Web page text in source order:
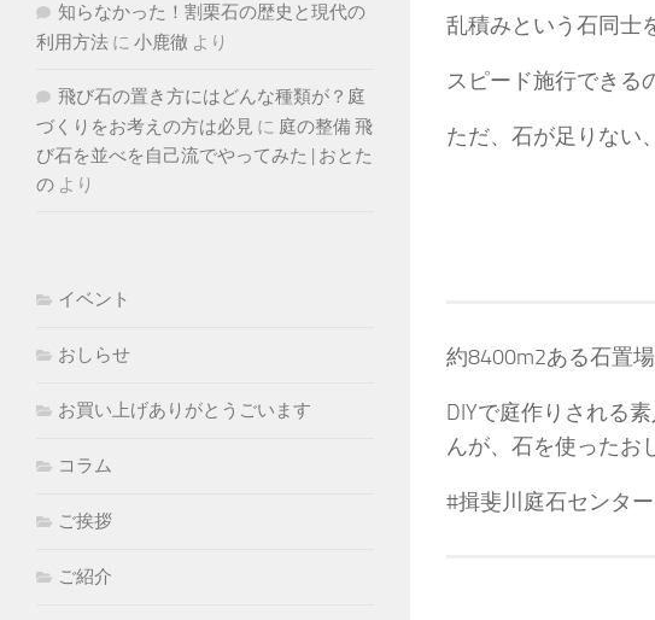
乱積みという石同士
スピード施行できる
ただ、石が足りない
約8400m2ある石置
DIYで庭作りされる
んが、石を使ったお
#揖斐川庭石センター
知らなかった！割栗石の歴史と現代の
利用方法 に 小鹿徹 より
飛び石の置き方にはどんな種類が？庭
づくりをお考えの方は必見 に 庭の整備 飛
び石を並べを自己流でやってみた | おとた
の より
イベント
おしらせ
お買い上げありがとうごいます
コラム
ご挨拶
ご紹介